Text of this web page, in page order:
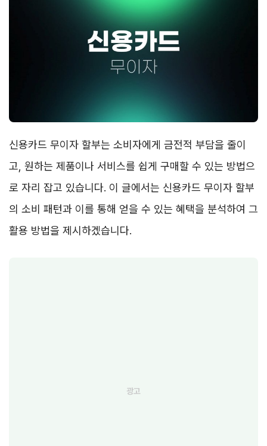
신용카드 무이자 할부는 소비자에게 금전적 부담을 줄이
고, 원하는 제품이나 서비스를 쉽게 구매할 수 있는 방법으
로 자리 잡고 있습니다. 이 글에서는 신용카드 무이자 할부
의 소비 패턴과 이를 통해 얻을 수 있는 혜택을 분석하여 그
활용 방법을 제시하겠습니다.